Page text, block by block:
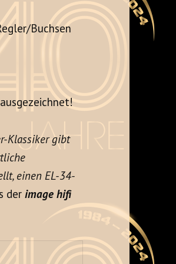
Buchsen
Klassiker gibt
einen EL-34-
derimage hifi